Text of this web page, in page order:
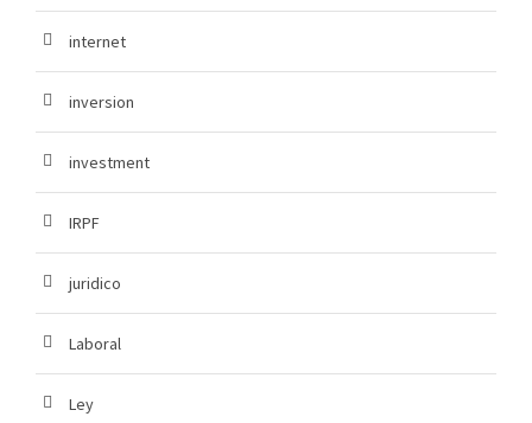
internet
inversion
investment
IRPF
juridico
Laboral
Ley